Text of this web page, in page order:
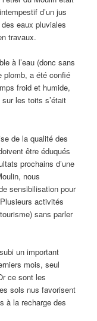
d’un jus
eaux pluviales
travaux.
à l’eau (donc sans
plomb, a été confié
froid et humide,
les toits s’était
de la qualité des
être éduqués
prochains d’une
nous
sensibilisation pour
activités
sans parler
un important
mois, seul
ce sont les
sols nus favorisent
à la recharge des